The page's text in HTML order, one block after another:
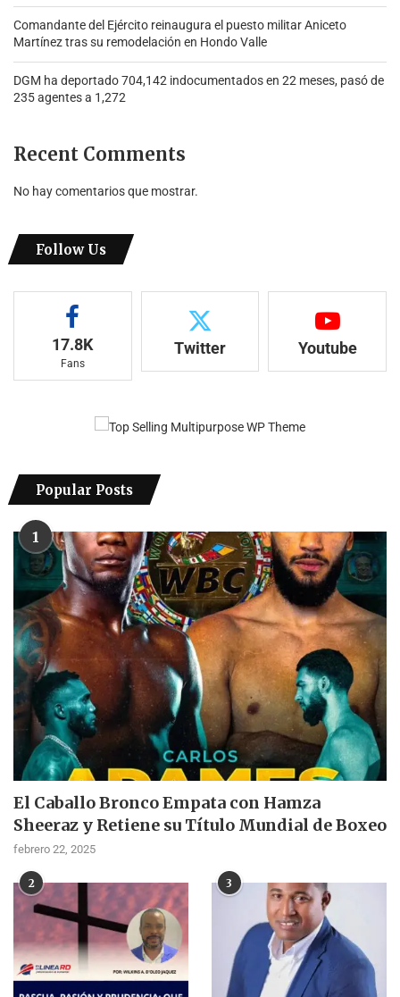
Comandante del Ejército reinaugura el puesto militar Aniceto
Martínez tras su remodelación en Hondo Valle
DGM ha deportado 704,142 indocumentados en 22 meses, pasó de
235 agentes a 1,272
Recent Comments
No hay comentarios que mostrar.
Follow Us
17.8K
Fans
Twitter Youtube
Popular Posts
1
El Caballo Bronco Empata con Hamza
Sheeraz y Retiene su Título Mundial de Boxeo
febrero 22, 2025
2 3